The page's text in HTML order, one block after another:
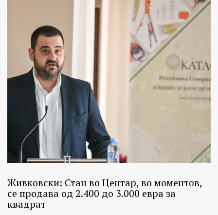
Живковски: Стан во Центар, во моментов,
се продава од 2.400 до 3.000 евра за
квадрат